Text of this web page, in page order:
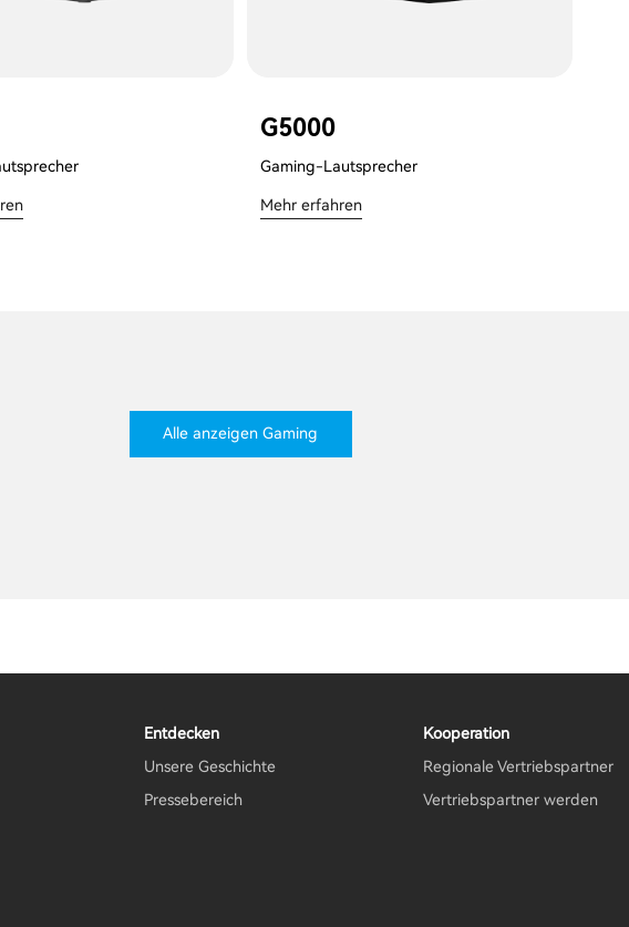
G5000
Gaming-Lautsprecher
Mehr erfahren
Alle anzeigen Gaming
Entdecken
Unsere Geschichte
Pressebereich
Kooperation
Regionale Vertriebspartner
Vertriebspartner werden